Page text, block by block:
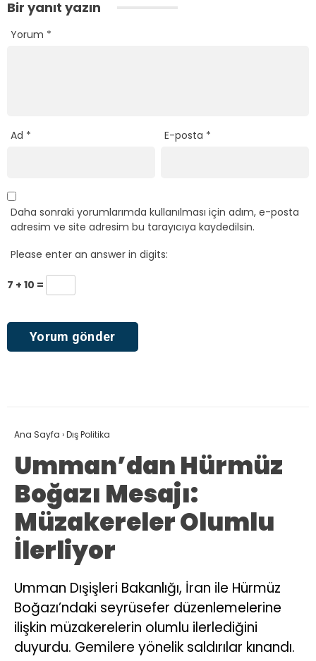
Bir yanıt yazın
Yorum *
Ad * E-posta *
Daha sonraki yorumlarımda kullanılması için adım, e-posta
adresim ve site adresim bu tarayıcıya kaydedilsin.
Please enter an answer in digits:
7 + 10 =
Ana Sayfa ›Dış Politika
Umman’dan Hürmüz
Boğazı Mesajı:
Müzakereler Olumlu
İlerliyor
Umman Dışişleri Bakanlığı, İran ile Hürmüz
Boğazı’ndaki seyrüsefer düzenlemelerine
ilişkin müzakerelerin olumlu ilerlediğini
duyurdu. Gemilere yönelik saldırılar kınandı.